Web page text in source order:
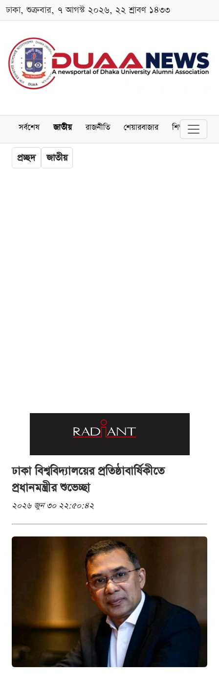
ঢাকা, শুক্রবার, ৭ আগস্ট ২০২৬, ২২ শ্রাবণ ১৪৩৩
সর্বশেষ জাতীয় রাজনীতি শেয়ারবাজার শিক্ষা
প্রচ্ছদ জাতীয়
ঢাকা বিশ্ববিদ্যালয়ের প্রতিষ্ঠাবার্ষিকীতে
প্রধানমন্ত্রীর শুভেচ্ছা
২০২৬ জুন ৩০ ২২:৫০:৪২